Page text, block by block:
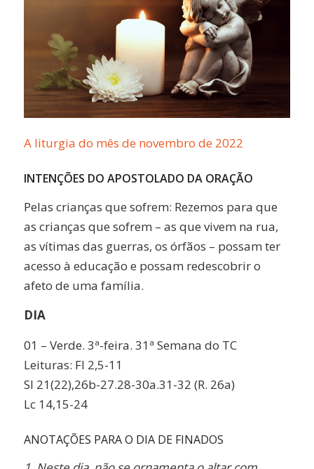
A liturgia do mês de novembro de 2022
INTENÇÕES DO APOSTOLADO DA ORAÇÃO
Pelas crianças que sofrem: Rezemos para que
as crianças que sofrem – as que vivem na rua,
as vítimas das guerras, os órfãos – possam ter
acesso à educação e possam redescobrir o
afeto de uma família.
DIA
01 – Verde. 3ª-feira. 31ª Semana do TC
Leituras: Fl 2,5-11
Sl 21(22),26b-27.28-30a.31-32 (R. 26a)
Lc 14,15-24
ANOTAÇÕES PARA O DIA DE FINADOS